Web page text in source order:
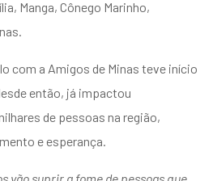
Manga, Cônego Marinho,
com a Amigos de Minas teve início
então, já impactou
de pessoas na região,
e esperança.